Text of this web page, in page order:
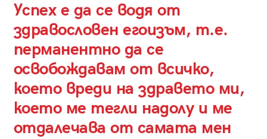
Успех е да се водя от
здравословен егоизъм, т.е.
перманентно да се
освобождавам от всичко,
което вреди на здравето ми,
което ме тегли надолу и ме
отдалечава от самата мен